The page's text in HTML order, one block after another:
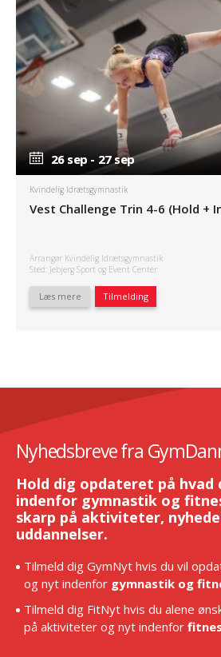
26 sep - 27 sep
26 sep - 27 sep
Kvindelig Idrætsgymnastik
Vest Challenge Trin 4-6 (Hold +
Arrangør Kvindelig Idrætsgymnastik
Sted: Jebjerg Sport og Event Center
Læs mere Tilmelding
Nyhedsbreve fra
Hold dig opdateret på hvad
indenfor gymnastik og
skarp på aktiviteter,
uddannelser.
Tilmeld dig GymNyt hvis du vil
og nyt indenfor gymnastik og
Tilmeld dig FitNyt hvis du alene
på aktiviteter og nyt indenfor